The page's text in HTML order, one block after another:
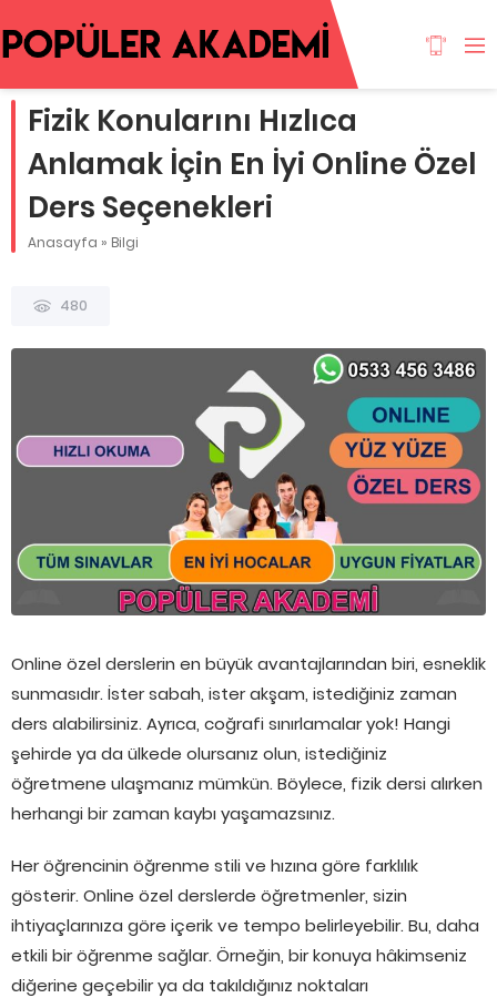
Fizik Konularını Hızlıca
Anlamak İçin En İyi Online Özel
Ders Seçenekleri
Anasayfa » Bilgi
480
Online özel derslerin en büyük avantajlarından biri, esneklik
sunmasıdır. İster sabah, ister akşam, istediğiniz zaman
ders alabilirsiniz. Ayrıca, coğrafi sınırlamalar yok! Hangi
şehirde ya da ülkede olursanız olun, istediğiniz
öğretmene ulaşmanız mümkün. Böylece, fizik dersi alırken
herhangi bir zaman kaybı yaşamazsınız.
Her öğrencinin öğrenme stili ve hızına göre farklılık
gösterir. Online özel derslerde öğretmenler, sizin
ihtiyaçlarınıza göre içerik ve tempo belirleyebilir. Bu, daha
etkili bir öğrenme sağlar. Örneğin, bir konuya hâkimseniz
diğerine geçebilir ya da takıldığınız noktaları